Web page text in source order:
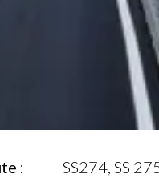
: SS274, SS 275,